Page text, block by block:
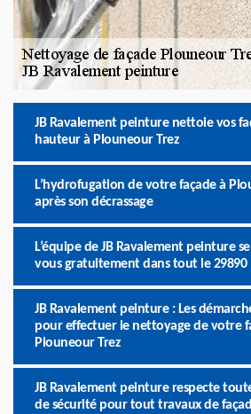
JB Ravalement peinture nettoie vos
hauteur à Plouneour Trez
L’hydrofugation de votre façade à
après son décrassage
L’équipe de JB Ravalement peinture
vous gratuitement dans tout le 29890
JB Ravalement peinture : Les
pour effectuer le nettoyage de votre
Plouneour Trez
JB Ravalement peinture respecte
de sécurité pour tout travaux de